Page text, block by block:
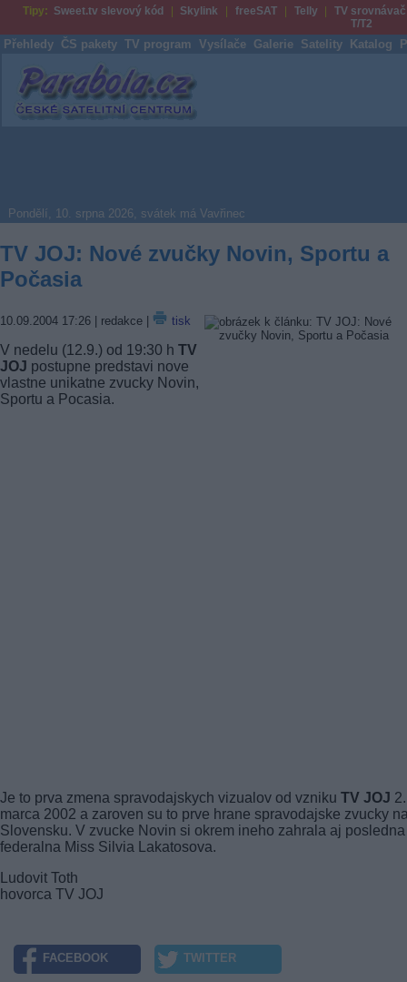
Tipy: Sweet.tv slevový kód Skylink freeSAT Telly
TV srovnávač
T/T2
Přehledy ČS pakety TV program Vysílače Galerie Satelity Katalog
Parabola.cz
Pondělí, 10. srpna 2026, svátek má Vavřinec
TV JOJ: Nové zvučky Novin, Sportu a
Počasia
10.09.2004 17:26 | redakce | tisk
V nedelu (12.9.) od 19:30 h TV
JOJ postupne predstavi nove
vlastne unikatne zvucky Novin,
Sportu a Pocasia.
Je to prva zmena spravodajskych vizualov od vzniku TV JOJ 2.
marca 2002 a zaroven su to prve hrane spravodajske zvucky
Slovensku. V zvucke Novin si okrem ineho zahrala aj posledna
federalna Miss Silvia Lakatosova.
Ludovit Toth
hovorca TV JOJ
FACEBOOK TWITTER